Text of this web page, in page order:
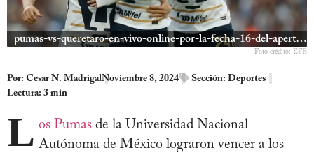
pumas-vs-queretaro-en-vivo-online-por-la-fecha-16-del-apertura-de-la-liga-mx-1261380
Foto crédito: EFE
Por: Cesar N. MadrigalNoviembre 8, 2024 Sección: Deportes
Lectura: 3 min
L os Pumas de la Universidad Nacional
Autónoma de México lograron vencer a los